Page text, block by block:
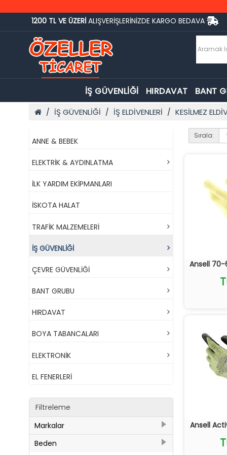
1200 TL VE ÜZERİ ALIŞVERİŞLERİNİZDE KARGO BEDAVA
İŞ GÜVENLİĞİ HIRDAVAT BANT
İŞ GÜVENLİĞİ İŞ ELDİVENLERİ KESİLMEZ
ANNE & BEBEK
ELEKTRİK & AYDINLATMA
İLK YARDIM EKİPMANLARI
İSKOTA HALAT
TRAFİK MALZEMELERİ
İŞ GÜVENLİĞİ
ÇEVRE GÜVENLİĞİ
BANT GRUBU
HIRDAVAT
BOYA TABANCALARI
ELEKTRONİK
EL FENERLERİ
Filtreleme
Markalar
Ansell 39
Beden
Sırala:
Ansell 70-
Ansell